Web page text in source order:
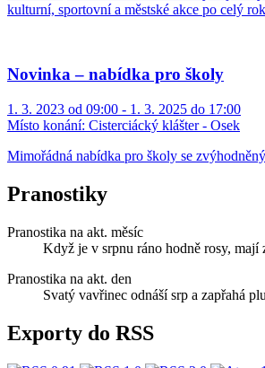
kulturní, sportovní a městské akce po celý
Novinka – nabídka pro školy
1. 3. 2023 od 09:00 - 1. 3. 2025 do 17:00
Místo konání: Cisterciácký klášter - Osek
Mimořádná nabídka pro školy se
Pranostiky
Pranostika na akt. měsíc
Když je v srpnu ráno hodně rosy, mají
Pranostika na akt. den
Svatý vavřinec odnáší srp a zapřahá
Exporty do RSS